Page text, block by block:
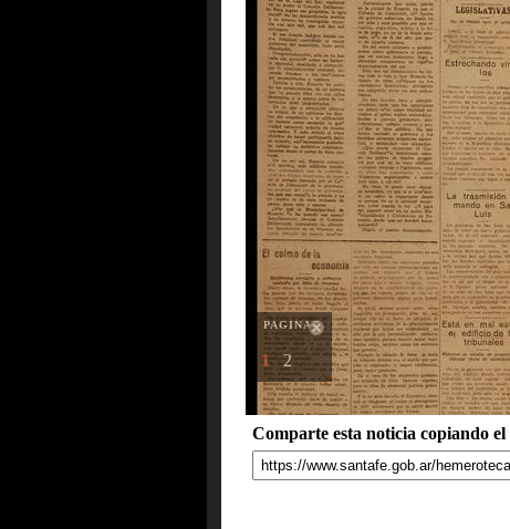
PAGINAS
1 2
Comparte esta noticia copiando el